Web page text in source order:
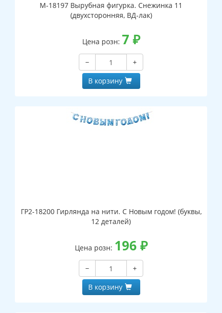
М-18197 Вырубная фигурка. Снежинка 11
(двухсторонняя, ВД-лак)
Цена розн: 7 ₽
−
+
В корзину
ГР2-18200 Гирлянда на нити. С Новым годом! (буквы,
12 деталей)
Цена розн: 196 ₽
−
+
В корзину